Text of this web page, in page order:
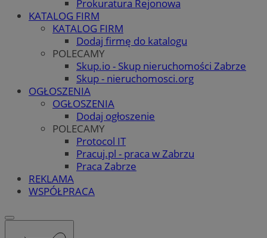
Prokuratura Rejonowa
KATALOG FIRM
KATALOG FIRM
Dodaj firmę do katalogu
POLECAMY
Skup.io - Skup nieruchomości Zabrze
Skup - nieruchomosci.org
OGŁOSZENIA
OGŁOSZENIA
Dodaj ogłoszenie
POLECAMY
Protocol IT
Pracuj.pl - praca w Zabrzu
Praca Zabrze
REKLAMA
WSPÓŁPRACA